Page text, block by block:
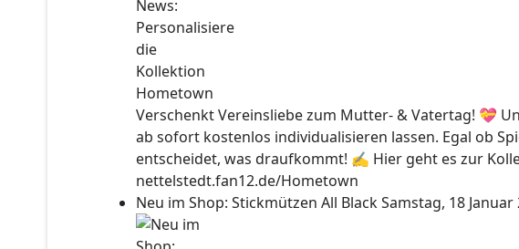
Verschenkt Vereinsliebe zum Mutter- & Vatertag! 💝
ab sofort kostenlos individualisieren lassen. Egal ob
entscheidet, was draufkommt! ✍ Hier geht es zur
nettelstedt.fan12.de/Hometown
Neu im Shop: Stickmützen All BlackSamstag, 18 Januar